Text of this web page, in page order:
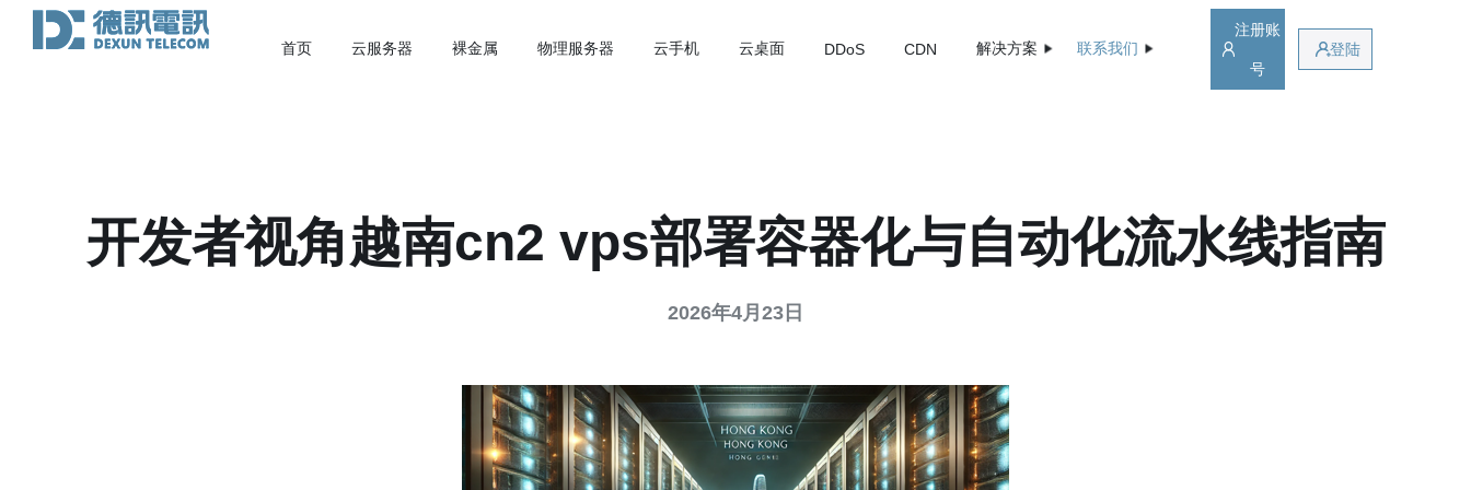
首页 云服务器 裸金属 物理服务器 云手机 云桌面 DDoS CDN 解决方案 联系我们
注册账
号
登陆
开发者视角越南cn2 vps部署容器化与自动化流水线指南
2026年4月23日